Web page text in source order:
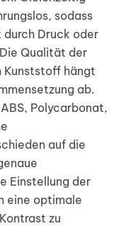
sodass
Druck oder
Qualität der
Kunststoff hängt
ab.
Polycarbonat,
auf die
Einstellung der
eine optimale
zu